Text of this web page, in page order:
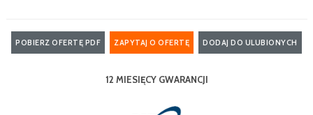
POBIERZ OFERTĘ PDF ZAPYTAJ O OFERTĘ DODAJ DO ULUBIONYCH
12 MIESIĘCY GWARANCJI